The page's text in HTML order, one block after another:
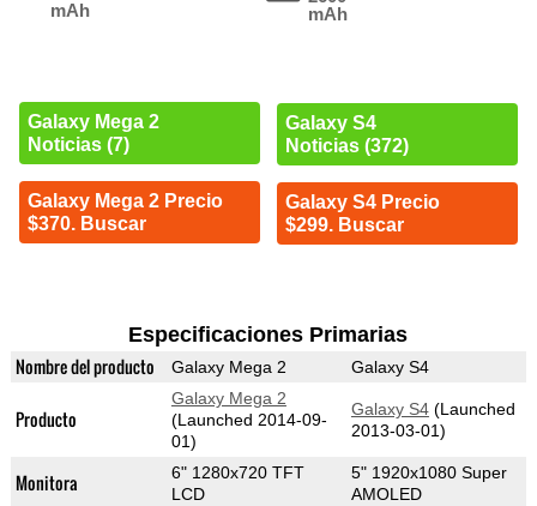
mAh
Galaxy Mega 2
Noticias (7)
Galaxy Mega 2 Precio
$370. Buscar
mAh
Galaxy S4
Noticias (372)
Galaxy S4 Precio
$299. Buscar
Especificaciones Primarias
Nombre del producto Galaxy Mega 2 Galaxy S4
Producto
Galaxy Mega 2
(Launched 2014-09-
01)
Galaxy S4(Launched
2013-03-01)
Monitora
6" 1280x720 TFT
LCD
5" 1920x1080 Super
AMOLED